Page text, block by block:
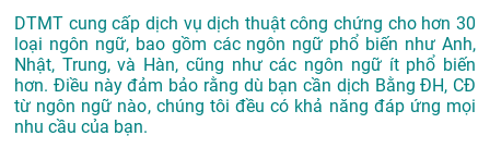
DTMT cung cấp dịch vụ dịch thuật công chứng cho hơn 30
loại ngôn ngữ, bao gồm các ngôn ngữ phổ biến như Anh,
Nhật, Trung, và Hàn, cũng như các ngôn ngữ ít phổ biến
hơn. Điều này đảm bảo rằng dù bạn cần dịch Bằng ĐH, CĐ
từ ngôn ngữ nào, chúng tôi đều có khả năng đáp ứng mọi
nhu cầu của bạn.